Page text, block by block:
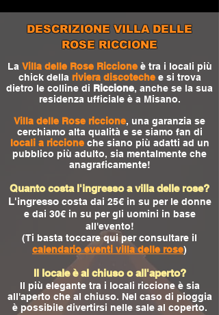
DESCRIZIONE VILLA DELLE
ROSE RICCIONE
La Villa delle Rose Riccioneè tra i locali più
chick della riviera discotechee si trova
dietro le colline di Riccione, anche se la sua
residenza ufficiale è a Misano.
Villa delle Rose riccione, una garanzia se
cerchiamo alta qualità e se siamo fan di
locali a riccioneche siano più adatti ad un
pubblico più adulto, sia mentalmente che
anagraficamente!
Quanto costa l'ingresso a villa delle rose?
L'ingresso costa dai 25€ in su per le donne
e dai 30€ in su per gli uomini in base
all'evento!
(Ti basta toccare qui per consultare il
calendario eventi villa delle rose)
Il locale è al chiuso o all'aperto?
Il più elegante tra i locali riccione è sia
all'aperto che al chiuso. Nel caso di pioggia
è possibile divertirsi nelle sale al coperto.